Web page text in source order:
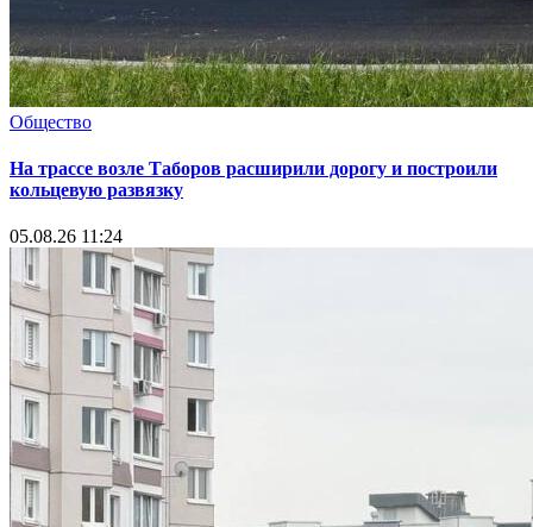
Общество
На трассе возле Таборов расширили дорогу и построили
кольцевую развязку
05.08.26 11:24